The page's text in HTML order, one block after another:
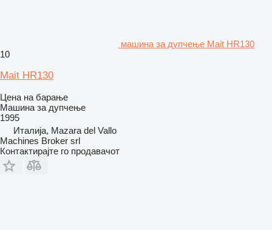
машина за дупчење Mait HR130
10
Mait HR130
Цена на барање
Машина за дупчење
1995
Италија, Mazara del Vallo
Machines Broker srl
Контактирајте го продавачот